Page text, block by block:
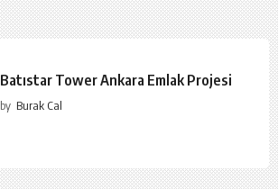
Batıstar Tower Ankara Emlak Projesi
by Burak Cal